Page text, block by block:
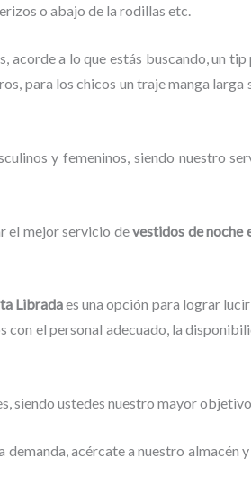
o abajo de la rodillas etc.
acorde a lo que estás buscando, un tip
para los chicos un traje manga larga
y femeninos, siendo nuestro
el mejor servicio devestidos de noche
Libradaes una opción para lograr
con el personal adecuado, la
siendo ustedes nuestro mayor
demanda, acércate a nuestro almacén